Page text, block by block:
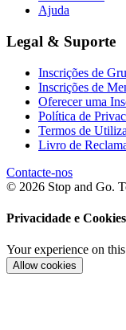
Ajuda
Legal & Suporte
Inscrições de
Inscrições de
Oferecer uma
Política de
Termos de
Livro de
Contacte-nos
© 2026 Stop and Go.
Privacidade e Cookies
Your experience on
Allow cookies